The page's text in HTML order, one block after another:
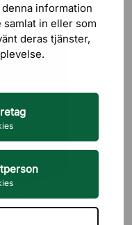
information
in eller som
deras tjänster,